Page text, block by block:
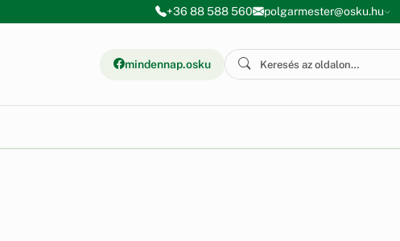
+36 88 588 560 polgarmester@osku.hu
mindennap.osku